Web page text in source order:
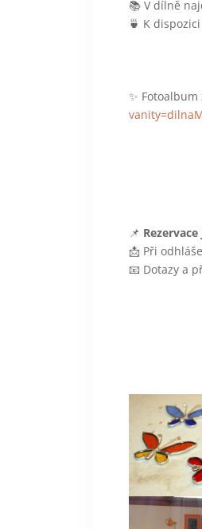
📚 V dílně
🍵 K
✨
📌
📩 Při
📧 Dotazy a